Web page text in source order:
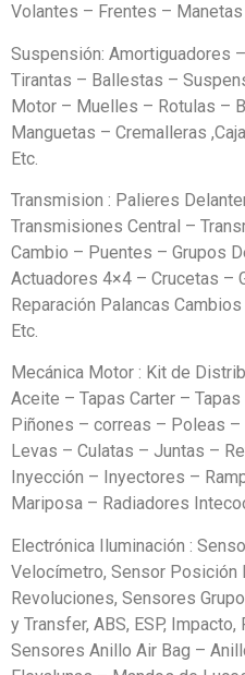
Volantes – Frentes –
Suspensión: Amortiguadores
Tirantas – Ballestas –
Motor – Muelles – Rotulas –
Manguetas – Cremalleras
Etc.
Transmision : Palieres
Transmisiones Central –
Cambio – Puentes – Grupos
Actuadores 4×4 – Crucetas –
Reparación Palancas
Etc.
Mecánica Motor : Kit de
Aceite – Tapas Carter –
Piñones – correas – Poleas –
Levas – Culatas – Juntas –
Inyección – Inyectores –
Mariposa – Radiadores
Electrónica Iluminación :
Velocímetro, Sensor Posición
Revoluciones, Sensores
y Transfer, ABS, ESP,
Sensores Anillo Air Bag –